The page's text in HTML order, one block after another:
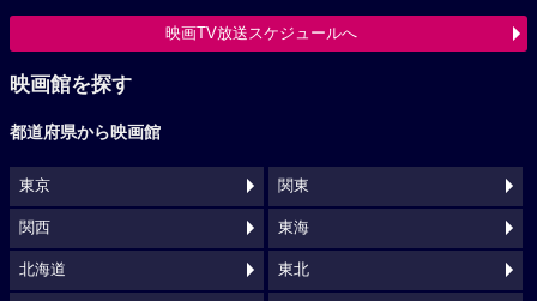
映画TV放送スケジュールへ
映画館を探す
都道府県から映画館
東京 関東
関西 東海
北海道 東北